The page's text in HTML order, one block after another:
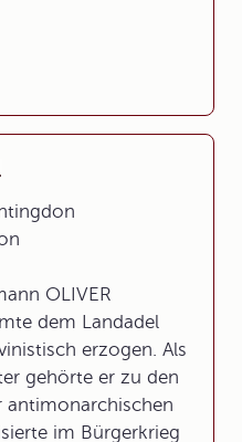
OLIVER
dem Landadel
erzogen. Als
gehörte er zu den
antimonarchischen
im Bürgerkrieg